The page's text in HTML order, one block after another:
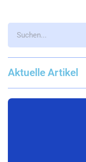
Aktuelle Artikel